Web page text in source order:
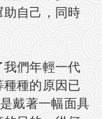
自己，同時
們年輕一代
種的原因已
戴著一幅面具